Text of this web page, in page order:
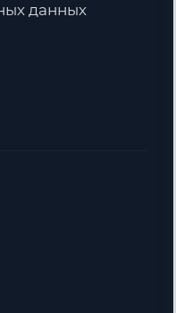
данных